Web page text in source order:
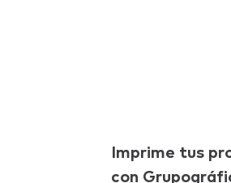
Imprime tus
con